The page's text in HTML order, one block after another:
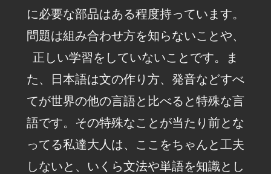
に必要な部品はある程度持っています。
問題は組み合わせ方を知らないことや、
正しい学習をしていないことです。ま
た、日本語は文の作り方、発音などすべ
てが世界の他の言語と比べると特殊な言
語です。その特殊なことが当たり前とな
ってる私達大人は、ここをちゃんと工夫
しないと、いくら文法や単語を知識とし